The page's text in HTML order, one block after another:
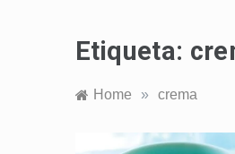
Etiqueta:
Home » crema